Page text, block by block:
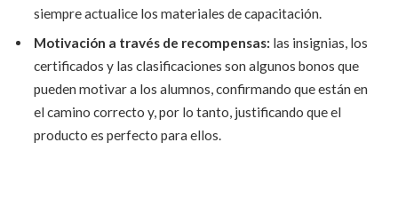
siempre actualice los materiales de capacitación.
Motivación a través de recompensas: las insignias, los
certificados y las clasificaciones son algunos bonos que
pueden motivar a los alumnos, confirmando que están en
el camino correcto y, por lo tanto, justificando que el
producto es perfecto para ellos.